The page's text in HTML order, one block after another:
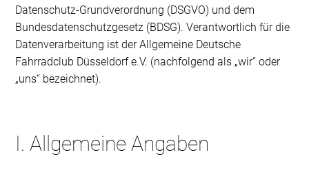
Datenschutz-Grundverordnung (DSGVO) und dem
Bundesdatenschutzgesetz (BDSG). Verantwortlich für die
Datenverarbeitung ist der Allgemeine Deutsche
Fahrradclub Düsseldorf e.V. (nachfolgend als „wir“ oder
„uns“ bezeichnet).
I. Allgemeine Angaben